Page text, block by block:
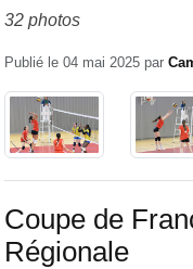
32 photos
Publié le 04 mai 2025 par
Coupe de
Régionale